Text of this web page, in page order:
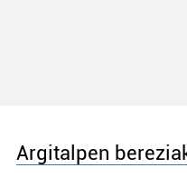
Argitalpen